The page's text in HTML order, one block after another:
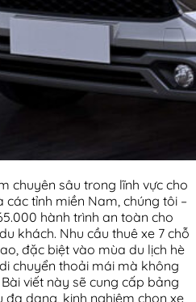
chuyên sâu trong lĩnh vực cho
các tỉnh miền Nam, chúng tôi –
hành trình an toàn cho
khách. Nhu cầu thuê xe 7 chỗ
đặc biệt vào mùa du lịch hè
chuyển thoải mái mà không
viết này sẽ cung cấp bảng
đa dạng, kinh nghiệm chọn xe